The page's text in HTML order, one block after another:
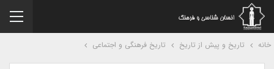
تاریخ و پیش از تاریخ تاریخ فرهنگی و اجتماعی